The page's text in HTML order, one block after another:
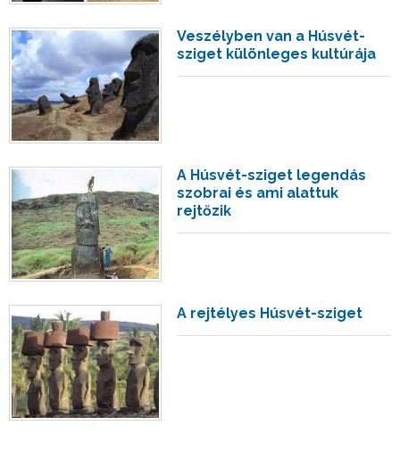
Veszélyben van a Húsvét-
sziget különleges kultúrája
A Húsvét-sziget legendás
szobrai és ami alattuk
rejtőzik
A rejtélyes Húsvét-sziget